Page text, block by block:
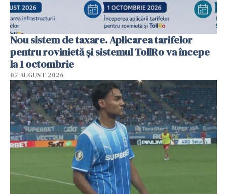
Nou sistem de taxare. Aplicarea tarifelor
pentru rovinietă şi sistemul TollRo va începe
la 1 octombrie
07 AUGUST 2026